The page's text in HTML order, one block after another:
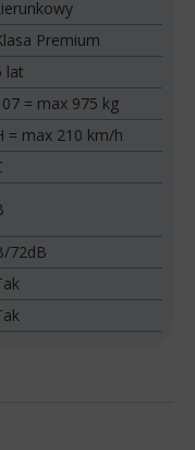
Premium
lat
= max 975 kg
= max 210 km/h
72dB